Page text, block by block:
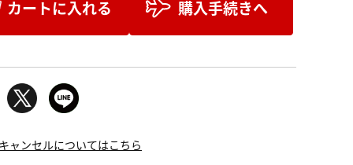
カートに入れる 購入手続きへ
ャンセルについてはこちら